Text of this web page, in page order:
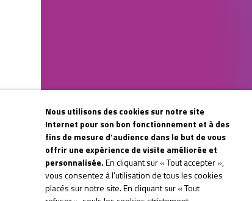
Nous utilisons des cookies sur notre site
Internet pour son bon fonctionnement et à des
fins de mesure d'audience dans le but de vous
offrir une expérience de visite améliorée et
personnalisée.En cliquant sur « Tout accepter »,
vous consentez à l'utilisation de tous les cookies
placés sur notre site. En cliquant sur « Tout